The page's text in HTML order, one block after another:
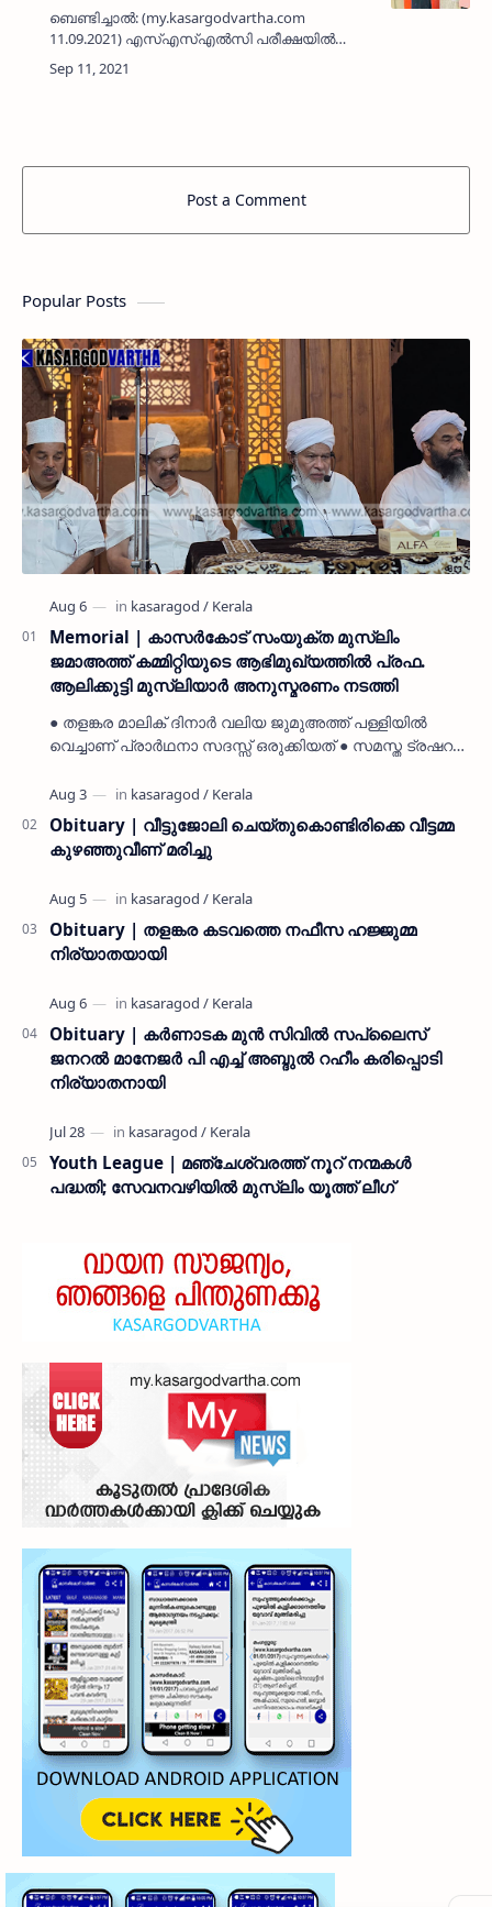
ബെണ്ടിച്ചാൽ: (my.kasargodvartha.com
11.09.2021) എസ്എസ്എൽസി പരീക്ഷയിൽ
മുഴുവൻ വിഷയങ്ങളിലും എ പ്ലസ് നേടിയ
ഫാത്വിമ മുശ്‌രിഫയെ ബെണ്ടിച്ചാൽ കൂട്ടായ്മ
Post a Comment
Popular Posts
Memorial | കാസർകോട് സംയുക്ത മുസ്ലിം
ജമാഅത്ത് കമ്മിറ്റിയുടെ ആഭിമുഖ്യത്തിൽ പ്രഫ.
ആലിക്കുട്ടി മുസ്ലിയാർ അനുസ്മരണം നടത്തി
● തളങ്കര മാലിക് ദിനാർ വലിയ ജുമുഅത്ത് പള്ളിയിൽ
വെച്ചാണ് പ്രാർഥനാ സദസ്സ് ഒരുക്കിയത് ● സമസ്ത ട്രഷറർ
നൽകി കാസ…
Obituary | വീട്ടുജോലി ചെയ്തുകൊണ്ടിരിക്കെ വീട്ടമ്മ
കുഴഞ്ഞുവീണ് മരിച്ചു
Obituary | തളങ്കര കടവത്തെ നഫീസ ഹജ്ജുമ്മ
നിര്യാതയായി
Obituary | കർണാടക മുൻ സിവില്‍ സപ്ലൈസ്
ജനറൽ മാനേജർ പി എച്ച് അബ്ദുൽ റഹീം കരിപ്പൊടി
നിര്യാതനായി
Youth League | മഞ്ചേശ്വരത്ത് നൂറ് നന്മകൾ
പദ്ധതി; സേവനവഴിയിൽ മുസ്ലിം യൂത്ത് ലീഗ്